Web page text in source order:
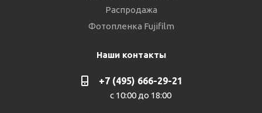
Распродажа
Фотопленка Fujifilm
Наши контакты
+7 (495) 666-29-21
с 10:00 до 18:00